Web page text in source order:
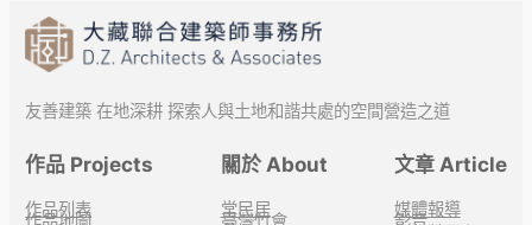
友善建築 在地深耕 探索人與土地和諧共處的空間營造之道
作品 Projects
作品列表
關於 About
常民居
文章 Article
媒體報導